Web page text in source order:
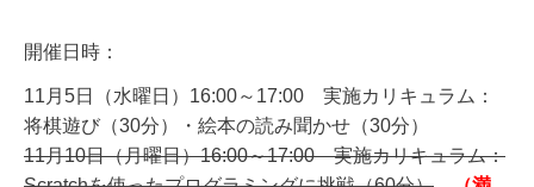
開催日時：
11月5日（水曜日）16:00～17:00 実施カリキュラム：
将棋遊び（30分）・絵本の読み聞かせ（30分）
11月10日（月曜日）16:00～17:00 実施カリキュラム：